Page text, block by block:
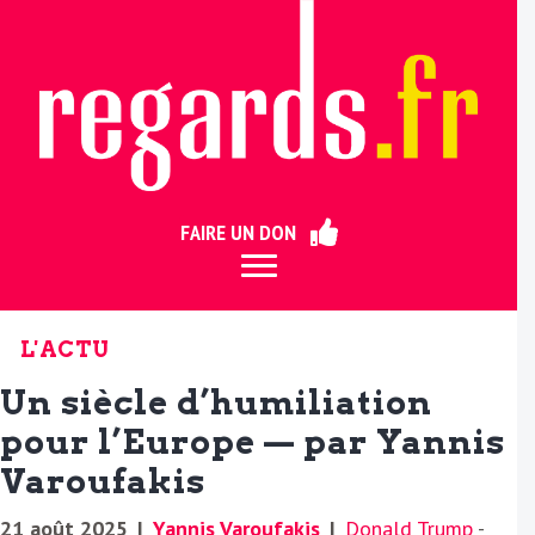
FAIRE UN DON
L'ACTU
Un siècle d’humiliation
pour l’Europe — par Yannis
Varoufakis
21 août 2025 | Yannis Varoufakis | Donald Trump -